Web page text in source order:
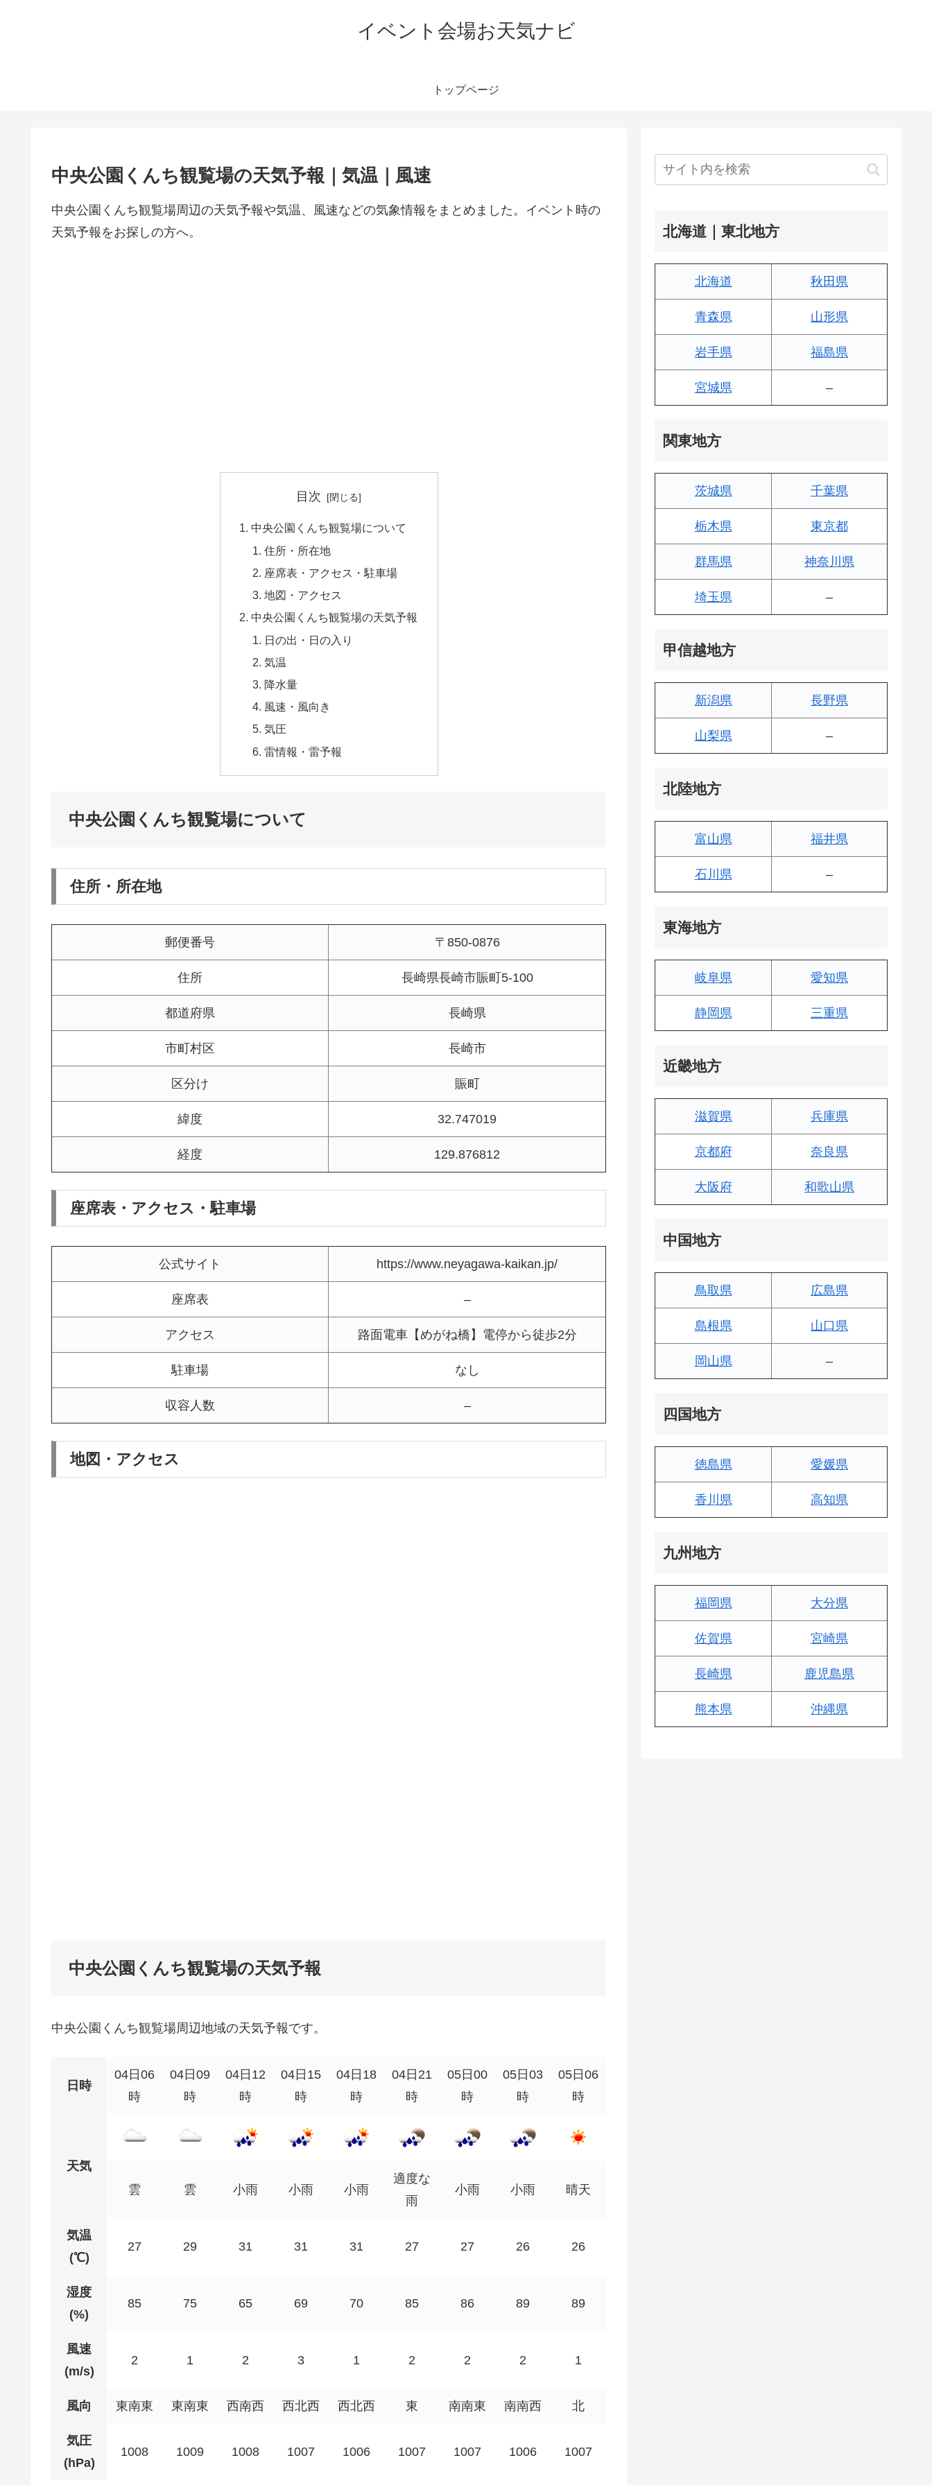
イベント会場お天気ナビ
トップページ
中央公園くんち観覧場の天気予報｜気温｜風速
中央公園くんち観覧場周辺の天気予報や気温、風速などの気象情報をまとめました。イベント時の
天気予報をお探しの方へ。
目次
中央公園くんち観覧場について
住所・所在地
座席表・アクセス・駐車場
地図・アクセス
中央公園くんち観覧場の天気予報
日の出・日の入り
気温
降水量
風速・風向き
気圧
雷情報・雷予報
中央公園くんち観覧場について
住所・所在地
郵便番号 〒850-0876
住所 長崎県長崎市賑町5-100
都道府県 長崎県
市町村区 長崎市
区分け 賑町
緯度 32.747019
経度 129.876812
座席表・アクセス・駐車場
公式サイト https://www.neyagawa-kaikan.jp/
座席表 –
アクセス 路面電車【めがね橋】電停から徒歩2分
駐車場 なし
収容人数 –
地図・アクセス
中央公園くんち観覧場の天気予報
中央公園くんち観覧場周辺地域の天気予報です。
日時
04日06
時
04日09
時
04日12
時
04日15
時
04日18
時
04日21
時
05日00
時
05日03
時
05日06
時
天気
雲
雲 小雨 小雨 小雨
適度な
雨
小雨 小雨 晴天
気温
(℃)
27 29 31 31 31 27 27 26 26
湿度
(%)
85 75 65 69 70 85 86 89 89
風速
(m/s)
2 1 2 3 1 2 2 2 1
風向 東南東 東南東 西南西 西北西 西北西 東 南南東 南南西 北
気圧
(hPa)
1008 1009 1008 1007 1006 1007 1007 1006 1007
北海道｜東北地方
北海道 秋田県
青森県 山形県
岩手県 福島県
宮城県 –
関東地方
茨城県 千葉県
栃木県 東京都
群馬県 神奈川県
埼玉県 –
甲信越地方
新潟県 長野県
山梨県 –
北陸地方
富山県 福井県
石川県 –
東海地方
岐阜県 愛知県
静岡県 三重県
近畿地方
滋賀県 兵庫県
京都府 奈良県
大阪府 和歌山県
中国地方
鳥取県 広島県
島根県 山口県
岡山県 –
四国地方
徳島県 愛媛県
香川県 高知県
九州地方
福岡県 大分県
佐賀県 宮崎県
長崎県 鹿児島県
熊本県 沖縄県